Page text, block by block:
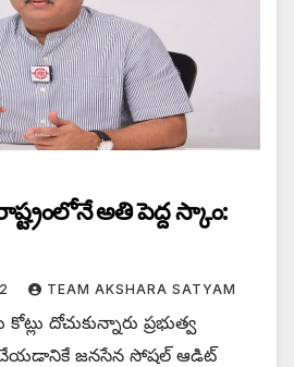
అతి పెద్ద స్కాం:
TEAM AKSHARA SATYAM
దోచుకున్నారు ప్రభుత్వ
జనసేన సోషల్ ఆడిట్